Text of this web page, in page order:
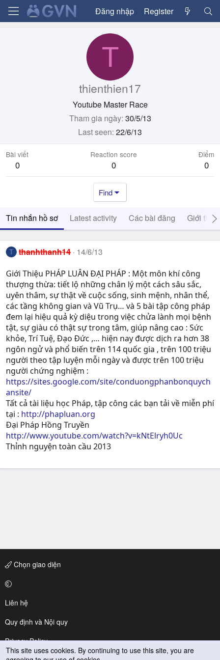
Đăng nhập Register
T
thienthien17
Youtube Master Race
Tham gia ngày 30/5/13
Last seen 22/6/13
Bài viết
0
Reaction score
0
Điểm
0
Find
Tin nhắn hồ sơ Latest activity Các bài đăng Giới thiệu
T thanhthanh14 14/6/13
Giới Thiệu PHÁP LUÂN ĐẠI PHÁP : Một môn khí công
thượng thừa: tiết lộ những chân lý một cách sâu sắc,
uyên thâm, sự thật về cuộc sống, sinh mệnh, nhân thể,
các tầng không gian và Vũ Trụ… và 5 bài tập công pháp
đem lại hiệu quả kỳ diệu trong việc chửa lành mọi bệnh
tật, sự giàu có thật sự trong tâm, giúp nâng cao : Sức
khỏe, Trí Tuệ, Ðạo Ðức ,… hiện nay được dịch ra hơn 38
ngôn ngử và phổ biến trên 114 quốc gia , trên 100 triệu
người theo tập luyện mỗi ngày và được trên 100 triệu
người chứng nghiệm :
https://sites.google.com/site/conduongphanbonquych
ansite/
Tất cả tài liệu học Pháp, tập công các bạn tải về miễn phí
tại : http://phapluan.org
Đại Pháp Hồng Truyền
http://www.youtube.com/watch?v=kNtElryh0Uc
Thỉnh nguyện toàn cầu 2013
Chọn giao diện
Liên hệ
Quy định và Nội quy
Privacy Policy
This site uses cookies. By continuing to use this site, you are